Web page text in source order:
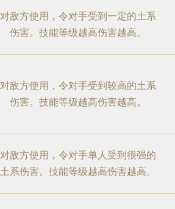
对敌方使用，令对手受到一定的土系
伤害。技能等级越高伤害越高。
对敌方使用，令对手受到较高的土系
伤害。技能等级越高伤害越高。
对敌方使用，令对手单人受到很强的
土系伤害。技能等级越高伤害越高。